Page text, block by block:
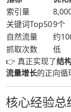
索引量
关键词Top509个
自然流量
约
抓取次数
低
👉 真正实现了结
流量增长的正向循
核心经验总